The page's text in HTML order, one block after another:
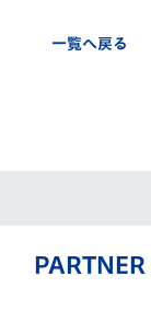
一覧へ戻る
PARTNER